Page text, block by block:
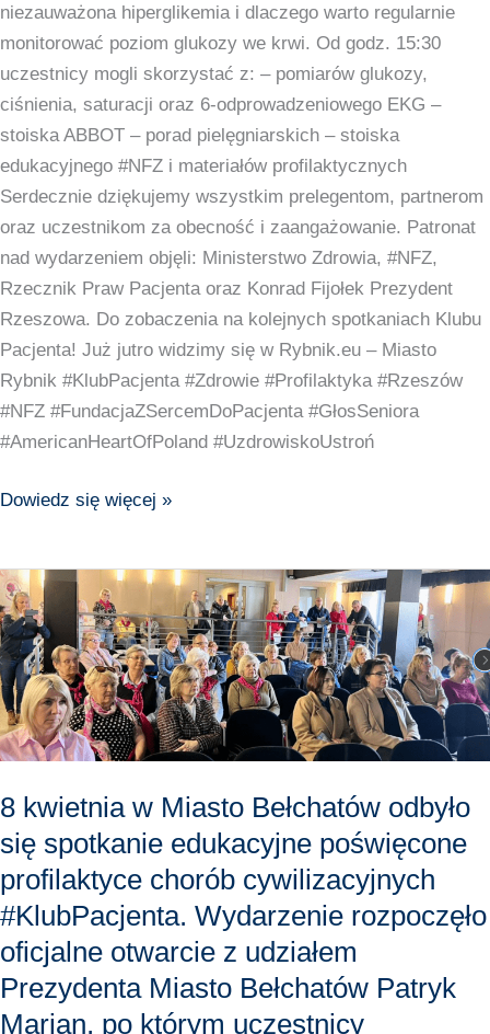
niezauważona hiperglikemia i dlaczego warto regularnie
monitorować poziom glukozy we krwi. Od godz. 15:30
uczestnicy mogli skorzystać z: – pomiarów glukozy,
ciśnienia, saturacji oraz 6-odprowadzeniowego EKG –
stoiska ABBOT – porad pielęgniarskich – stoiska
edukacyjnego #NFZ i materiałów profilaktycznych
Serdecznie dziękujemy wszystkim prelegentom, partnerom
oraz uczestnikom za obecność i zaangażowanie. Patronat
nad wydarzeniem objęli: Ministerstwo Zdrowia, #NFZ,
Rzecznik Praw Pacjenta oraz Konrad Fijołek Prezydent
Rzeszowa. Do zobaczenia na kolejnych spotkaniach Klubu
Pacjenta! Już jutro widzimy się w Rybnik.eu – Miasto
Rybnik #KlubPacjenta #Zdrowie #Profilaktyka #Rzeszów
#NFZ #FundacjaZSercemDoPacjenta #GłosSeniora
#AmericanHeartOfPoland #UzdrowiskoUstroń
Dowiedz się więcej »
8 kwietnia w Miasto Bełchatów odbyło
się spotkanie edukacyjne poświęcone
profilaktyce chorób cywilizacyjnych
#KlubPacjenta. Wydarzenie rozpoczęło
oficjalne otwarcie z udziałem
Prezydenta Miasto Bełchatów Patryk
Marjan, po którym uczestnicy
8
kwietnia
w
Miasto
Bełchatów
odbyło
się
spotkanie
edukacyjne
poświęcone
profilaktyce
chorób
cywilizacyjnych
#KlubPacjenta.
Wydarzenie